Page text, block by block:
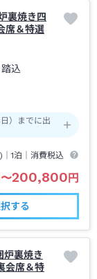
裏焼き四
席＆特選
込
）までに出
｜1泊 ｜消費税込
〜200,800円
する
炉裏焼き
会席＆特